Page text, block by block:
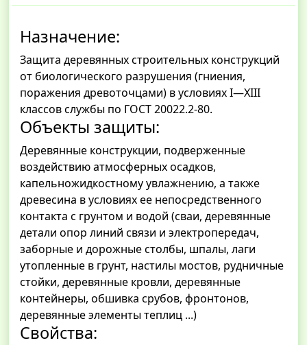
Назначение:
Защита деревянных строительных конструкций
от биологического разрушения (гниения,
поражения древоточцами) в условиях I—XIII
классов службы по ГОСТ 20022.2-80.
Объекты защиты:
Деревянные конструкции, подверженные
воздействию атмосферных осадков,
капельножидкостному увлажнению, а также
древесина в условиях ее непосредственного
контакта с грунтом и водой (сваи, деревянные
детали опор линий связи и электропередач,
заборные и дорожные столбы, шпалы, лаги
утопленные в грунт, настилы мостов, рудничные
стойки, деревянные кровли, деревянные
контейнеры, обшивка срубов, фронтонов,
деревянные элементы теплиц ...)
Свойства: